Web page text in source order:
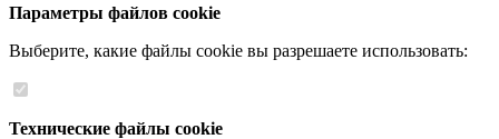
Параметры файлов cookie
Выберите, какие файлы cookie вы разрешаете использовать:
Технические файлы cookie